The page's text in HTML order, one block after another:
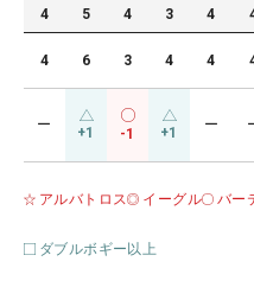
4 5 4 3 4
4 6 3 4 4
ー +1 -1 +1 ー
アルバトロス イーグル バー
ダブルボギー以上